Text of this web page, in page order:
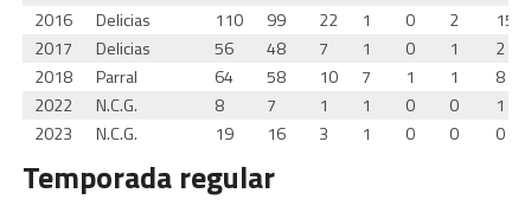
2016
Delicias 110 99 22 1 0 2
15
2017
Delicias 56 48 7 1 0 1
2
2018
Parral 64 58 10 7 1 1
8
2022
N.C.G. 8 7 1 1 0 0
1
2023
N.C.G. 19 16 3 1 0 0 0
Temporada regular